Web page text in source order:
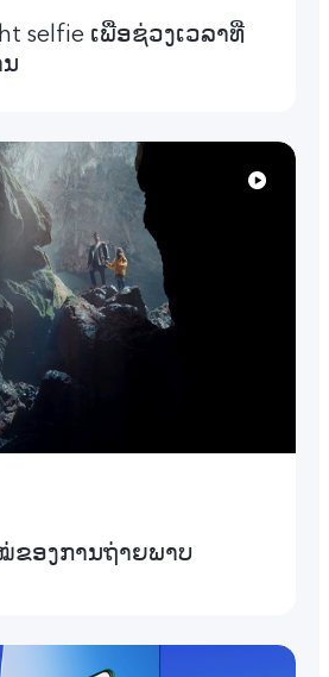
selfie ເພື່ອຊ່ວງເວລາທີ່
ຂອງການຖ່າຍພາບ